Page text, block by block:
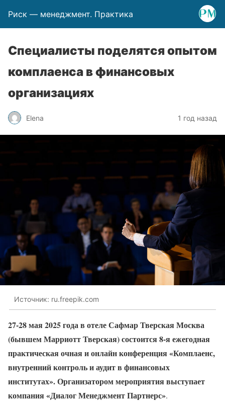
Риск — менеджмент. Практика
Специалисты поделятся опытом
комплаенса в финансовых
организациях
Elena 1 год назад
Источник: ru.freepik.com
27-28 мая 2025 года в отеле Сафмар Тверская Москва
(бывшем Марриотт Тверская)состоится 8-я ежегодная
практическая очная и онлайн конференция «Комплаенс,
внутренний контроль и аудит в финансовых
институтах». Организатором мероприятия выступает
компания «Диалог Менеджмент Партнерс».